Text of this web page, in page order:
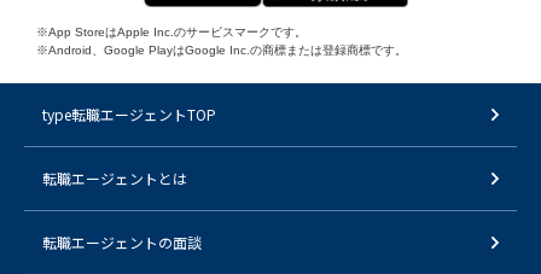
※App StoreはApple Inc.のサービスマークです。
※Android、Google PlayはGoogle Inc.の商標または登録商標です。
type転職エージェントTOP
転職エージェントとは
転職エージェントの面談